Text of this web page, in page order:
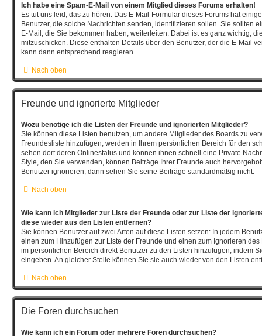
Ich habe eine Spam-E-Mail von einem Mitglied dieses Forums erhalten!
Es tut uns leid, das zu hören. Das E-Mail-Formular dieses Forums hat
Benutzer, die solche Nachrichten senden, identifizieren sollen. Sie sollten
E-Mail, die Sie bekommen haben, weiterleiten. Dabei ist es ganz wichtig,
mitzuschicken. Diese enthalten Details über den Benutzer, der die E-Mail
kann dann entsprechend reagieren.
Nach oben
Freunde und ignorierte Mitglieder
Wozu benötige ich die Listen der Freunde und ignorierten Mitglieder?
Sie können diese Listen benutzen, um andere Mitglieder des Boards zu
Freundesliste hinzufügen, werden in Ihrem persönlichen Bereich für den
sehen dort deren Onlinestatus und können ihnen schnell eine Private
Style, den Sie verwenden, können Beiträge Ihrer Freunde auch
Benutzer ignorieren, dann sehen Sie seine Beiträge standardmäßig nicht.
Nach oben
Wie kann ich Mitglieder zur Liste der Freunde oder zur Liste der
diese wieder aus den Listen entfernen?
Sie können Benutzer auf zwei Arten auf diese Listen setzen: In jedem
einen zum Hinzufügen zur Liste der Freunde und einen zum Ignorieren
im persönlichen Bereich direkt Benutzer zu den Listen hinzufügen, indem
eingeben. An gleicher Stelle können Sie sie auch wieder von den Listen
Nach oben
Die Foren durchsuchen
Wie kann ich ein Forum oder mehrere Foren durchsuchen?